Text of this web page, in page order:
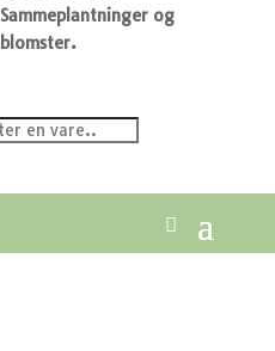
Sammeplantninger og
blomster.